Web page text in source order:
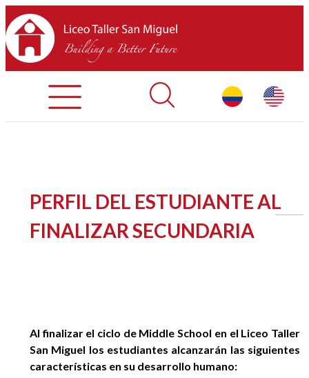
INICIO
SOBRE LTSM
PERFIL DEL ESTUDIANTE AL
FINALIZAR SECUNDARIA
Al finalizar el ciclo de Middle School en el Liceo Taller
San Miguel los estudiantes alcanzarán las siguientes
características en su desarrollo humano: